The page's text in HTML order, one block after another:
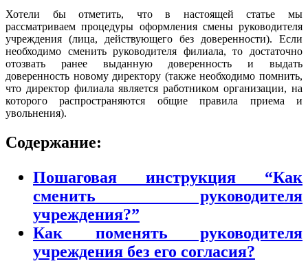
Хотели бы отметить, что в настоящей статье мы
рассматриваем процедуры оформления смены руководителя
учреждения (лица, действующего без доверенности). Если
необходимо сменить руководителя филиала, то достаточно
отозвать ранее выданную доверенность и выдать
доверенность новому директору (также необходимо помнить,
что директор филиала является работником организации, на
которого распространяются общие правила приема и
увольнения).
Содержание:
Пошаговая инструкция “Как
сменить руководителя
учреждения?”
Как поменять руководителя
учреждения без его согласия?